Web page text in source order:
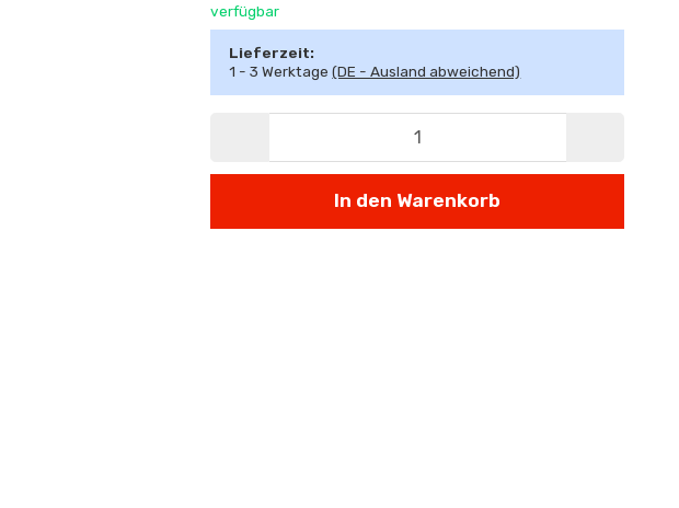
verfügbar
Lieferzeit:
1 - 3 Werktage(DE - Ausland abweichend)
In den Warenkorb